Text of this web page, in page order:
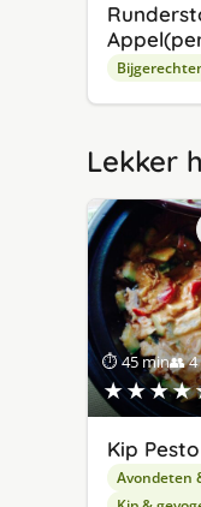
Lekker
⏱ 45 min👥 4
Kip
Avondeten